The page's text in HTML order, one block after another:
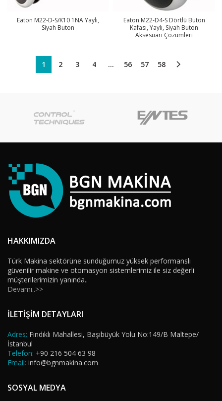
Eaton M22-D-S/K10 1NA Yaylı,
Siyah Buton
Eaton M22-D4-S Dörtlü Buton
Kafası, Yaylı, Siyah Buton
Aksesuarı Çözümleri
1 2 3 4 … 56 57 58
HAKKIMIZDA
Türk Makina sektörüne sunduğumuz yüksek performanslı
güvenilir makine ve otomasyon sistemlerimiz ile siz değerli
müşterilerimizin yanında..
Devamı..>>
İLETİŞİM DETAYLARI
Adres: Fındıklı Mahallesi, Başıbüyük Yolu No:149/B Maltepe/
İstanbul
Telefon: +90 216 504 63 98
Email: info@bgnmakina.com
SOSYAL MEDYA